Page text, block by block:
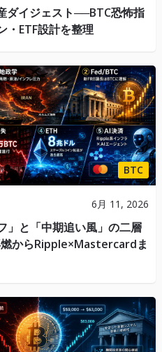
ダイジェスト──BTC恐怖指
・ETF設計を整理
BTC
6月 11, 2026
」と「中期追い風」の二層
からRipple×Mastercardま